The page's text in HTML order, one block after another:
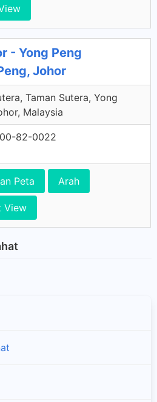
- Yong Peng
Johor
Taman Sutera, Yong
Malaysia
82-0022
Peta Arah
View